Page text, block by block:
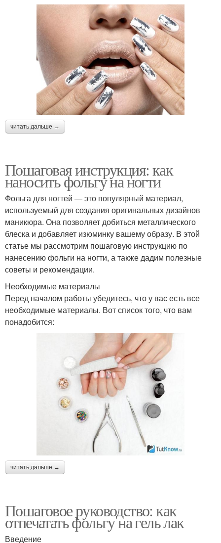
читать дальше →
Пошаговая инструкция: как
наносить фольгу на ногти
Фольга для ногтей — это популярный материал,
используемый для создания оригинальных дизайнов
маникюра. Она позволяет добиться металлического
блеска и добавляет изюминку вашему образу. В этой
статье мы рассмотрим пошаговую инструкцию по
нанесению фольги на ногти, а также дадим полезные
советы и рекомендации.
Необходимые материалы
Перед началом работы убедитесь, что у вас есть все
необходимые материалы. Вот список того, что вам
понадобится:
читать дальше →
Пошаговое руководство: как
отпечатать фольгу на гель лак
Введение